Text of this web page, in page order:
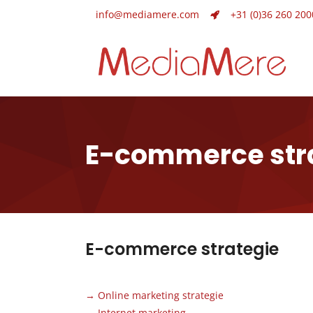
info@mediamere.com +31 (0)36 260
E-commerce
E-commerce strategie
→ Online marketing strategie